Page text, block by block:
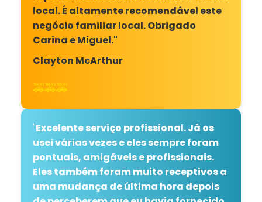
local. É altamente recomendável este
negócio familiar local. Obrigado
Carina e Miguel."
Clayton McArthur
🚕🚕🚕
"Excelente serviço profissional. Já os
usei várias vezes e eles sempre foram
pontuais, amigáveis ​​e profissionais.
Eles também foram muito receptivos a
uma mudança de última hora depois